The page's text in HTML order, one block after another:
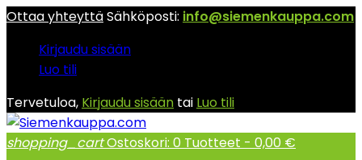
Ottaa yhteyttäSähköposti: info@siemenkauppa.com
Kirjaudu sisään
Luo tili
Tervetuloa, Kirjaudu sisään tai Luo tili
shopping_cartOstoskori: 0 Tuotteet - 0,00 €